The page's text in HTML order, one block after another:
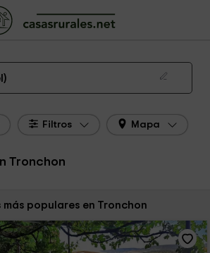
en Tronchon de 2026
Filtros Mapa
Tronchon
más populares en Tronchon